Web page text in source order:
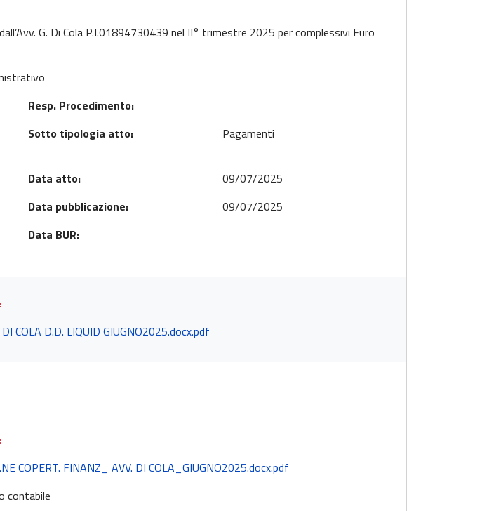
G. Di Cola P.I.01894730439 nel II° trimestre 2025 per complessivi Euro
Resp. Procedimento:
Sotto tipologia atto: Pagamenti
Data atto:
09/07/2025
Data pubblicazione:
09/07/2025
Data BUR:
COLA D.D. LIQUID GIUGNO2025.docx.pdf
COPERT. FINANZ_ AVV. DI COLA_GIUGNO2025.docx.pdf
contabile